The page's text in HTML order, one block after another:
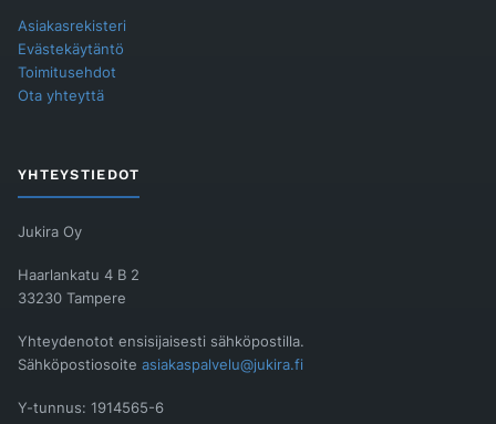
Asiakasrekisteri
Evästekäytäntö
Toimitusehdot
Ota yhteyttä
YHTEYSTIEDOT
Jukira Oy
Haarlankatu 4 B 2
33230 Tampere
Yhteydenotot ensisijaisesti sähköpostilla.
Sähköpostiosoite asiakaspalvelu@jukira.fi
Y-tunnus: 1914565-6